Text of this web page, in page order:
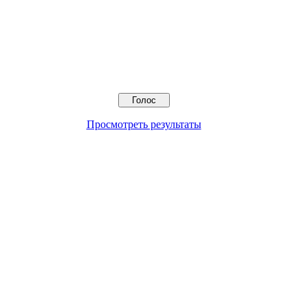
Просмотреть результаты